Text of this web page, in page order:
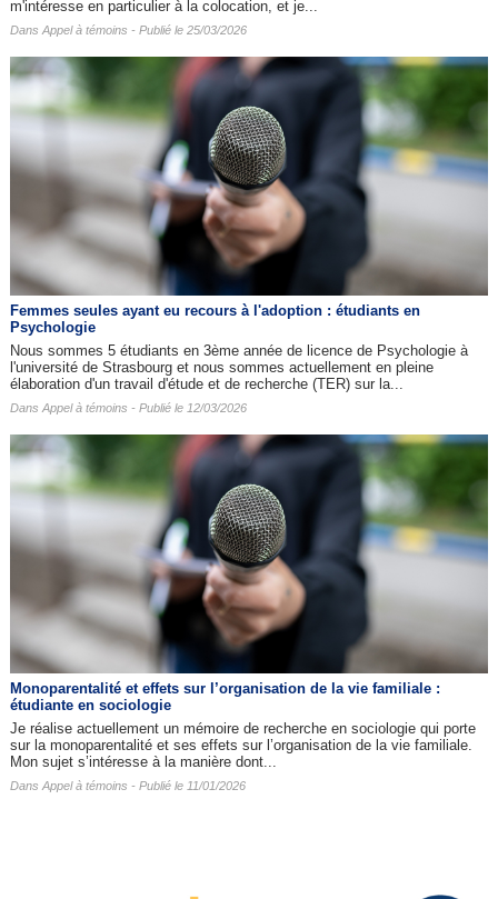
m'intéresse en particulier à la colocation, et je...
Dans Appel à témoins - Publié le 25/03/2026
Femmes seules ayant eu recours à l'adoption : étudiants en
Psychologie
Nous sommes 5 étudiants en 3ème année de licence de Psychologie à
l'université de Strasbourg et nous sommes actuellement en pleine
élaboration d'un travail d'étude et de recherche (TER) sur la...
Dans Appel à témoins - Publié le 12/03/2026
Monoparentalité et effets sur l’organisation de la vie familiale :
étudiante en sociologie
Je réalise actuellement un mémoire de recherche en sociologie qui porte
sur la monoparentalité et ses effets sur l’organisation de la vie familiale.
Mon sujet s’intéresse à la manière dont...
Dans Appel à témoins - Publié le 11/01/2026